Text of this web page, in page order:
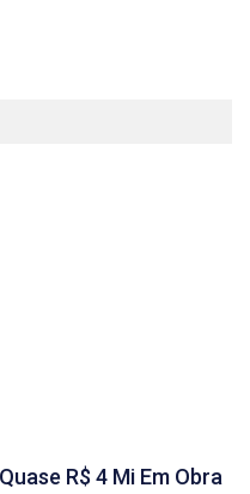
R$ 4 Mi Em Obra